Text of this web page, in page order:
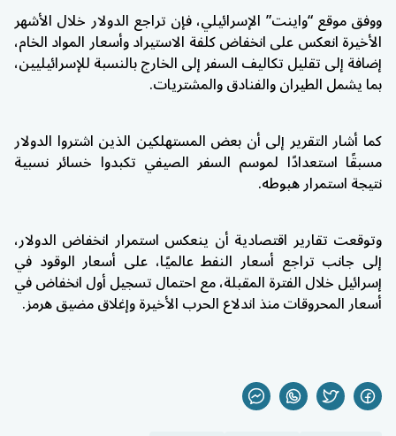
ووفق موقع “واينت” الإسرائيلي، فإن تراجع الدولار خلال الأشهر
الأخيرة انعكس على انخفاض كلفة الاستيراد وأسعار المواد الخام،
إضافة إلى تقليل تكاليف السفر إلى الخارج بالنسبة للإسرائيليين،
بما يشمل الطيران والفنادق والمشتريات.
كما أشار التقرير إلى أن بعض المستهلكين الذين اشتروا الدولار
مسبقًا استعدادًا لموسم السفر الصيفي تكبدوا خسائر نسبية
نتيجة استمرار هبوطه.
وتوقعت تقارير اقتصادية أن ينعكس استمرار انخفاض الدولار،
إلى جانب تراجع أسعار النفط عالميًا، على أسعار الوقود في
إسرائيل خلال الفترة المقبلة، مع احتمال تسجيل أول انخفاض في
أسعار المحروقات منذ اندلاع الحرب الأخيرة وإغلاق مضيق هرمز.